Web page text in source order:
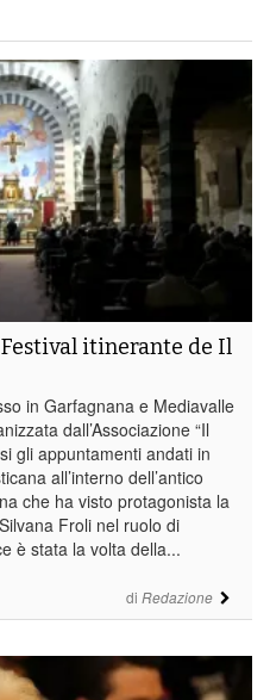
di Redazione
itinerante de Il
in Garfagnana e Mediavalle
dall’Associazione “Il
gli appuntamenti andati in
all’interno dell’antico
che ha visto protagonista la
Froli nel ruolo di
è stata la volta della...